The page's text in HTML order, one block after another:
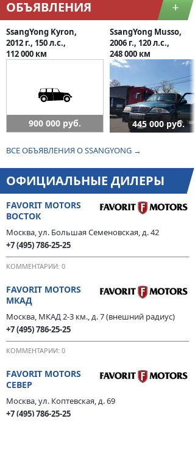
ОБЪЯВЛЕНИЯ +
SsangYong Kyron,
2012 г., 150 л.с.,
112 000 км
900 000 руб.
SsangYong Musso,
2006 г., 120 л.с.,
248 000 км
445 000 руб.
ВСЕ ОБЪЯВЛЕНИЯ О SSANGYONG →
ОФИЦИАЛЬНЫЕ ДИЛЕРЫ
FAVORIT MOTORS
ВОСТОК
Москва, ул. Большая Семеновская, д. 42
+7 (495) 786-25-25
КОММЕНТАРИИ: 0
FAVORIT MOTORS
МКАД
Москва, МКАД 2-3 км., д. 7 (внешний радиус)
+7 (495) 786-25-25
КОММЕНТАРИИ: 0
FAVORIT MOTORS
СЕВЕР
Москва, ул. Коптевская, д. 69
+7 (495) 786-25-25